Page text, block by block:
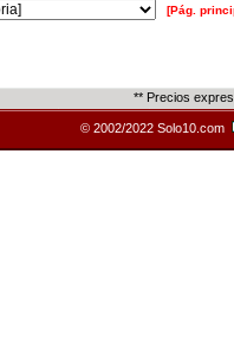
[Pág.
** Precios
© 2002/2022 Solo10.com